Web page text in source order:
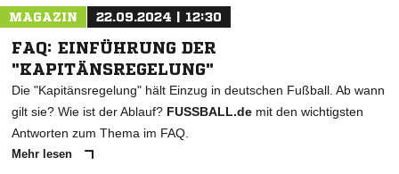
MAGAZIN 22.09.2024 | 12:30
FAQ: EINFÜHRUNG DER
"KAPITÄNSREGELUNG"
Die "Kapitänsregelung" hält Einzug in deutschen Fußball. Ab wann
gilt sie? Wie ist der Ablauf? FUSSBALL.de mit den wichtigsten
Antworten zum Thema im FAQ.
Mehr lesen